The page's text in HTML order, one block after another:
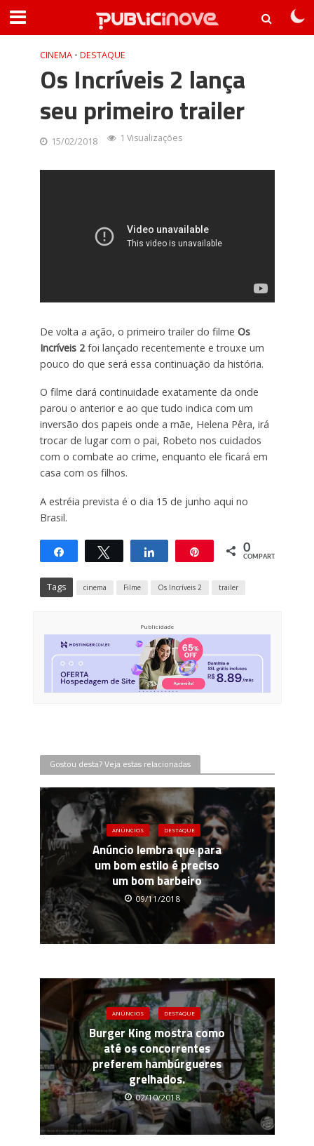
CINEMA • DESTAQUE
Os Incríveis 2 lança
seu primeiro trailer
15/02/2018 1 Visualizações
De volta a ação, o primeiro trailer do filme Os
Incríveis 2foi lançado recentemente e trouxe um
pouco do que será essa continuação da história.
O filme dará continuidade exatamente da onde
parou o anterior e ao que tudo indica com um
inversão dos papeis onde a mãe, Helena Pêra, irá
trocar de lugar com o pai, Robeto nos cuidados
com o combate ao crime, enquanto ele ficará em
casa com os filhos.
A estréia prevista é o dia 15 de junho aqui no
Brasil.
CompartilharTwittar Compartilhar 0
COMPART.
Tags cinema Filme Os Incríveis 2 trailer
Publicidade
Gostou desta? Veja estas relacionadas
ANÚNCIOS DESTAQUE
Anúncio lembra que para
um bom estilo é preciso
um bom barbeiro
09/11/2018
ANÚNCIOS DESTAQUE
Burger King mostra como
até os concorrentes
preferem hambúrgueres
grelhados.
02/10/2018